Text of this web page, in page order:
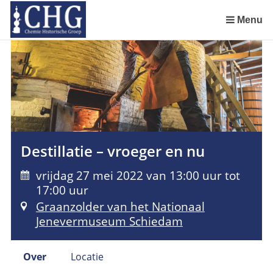
links
over
Spring
naar
de
inhoud
Spring
naar
menu
Menu
Destillatie – vroeger en nu
vrijdag 27 mei 2022 van 13:00 uur tot
17:00 uur
Graanzolder van het Nationaal
Jenevermuseum Schiedam
Over Locatie